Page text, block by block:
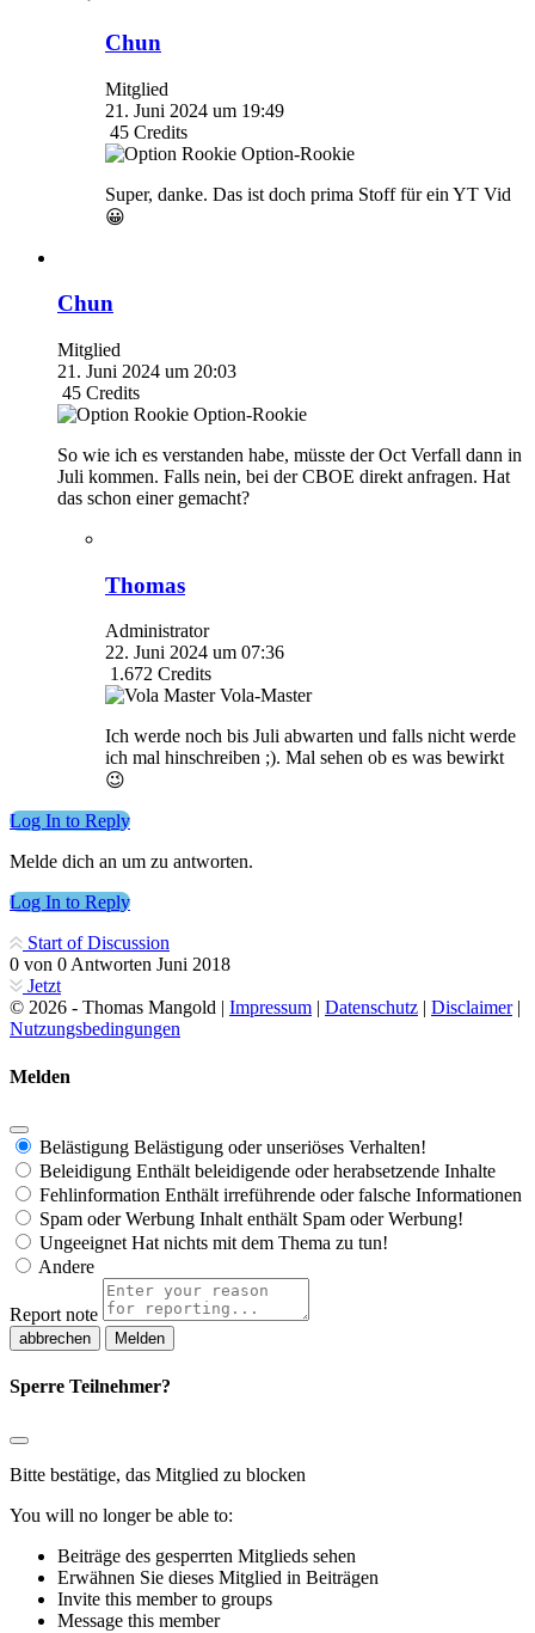
Chun
Mitglied
21. Juni 2024 um 19:49
45 Credits
Option-Rookie
Super, danke. Das ist doch prima Stoff für ein YT Vid
😀
Chun
Mitglied
21. Juni 2024 um 20:03
45 Credits
Option-Rookie
So wie ich es verstanden habe, müsste der Oct Verfall dann in
Juli kommen. Falls nein, bei der CBOE direkt anfragen. Hat
das schon einer gemacht?
Thomas
Administrator
22. Juni 2024 um 07:36
1.672 Credits
Vola-Master
Ich werde noch bis Juli abwarten und falls nicht werde
ich mal hinschreiben ;). Mal sehen ob es was bewirkt
😉
Log In to Reply
Melde dich an um zu antworten.
Log In to Reply
Start of Discussion
0 von 0Antworten Juni 2018
Jetzt
© 2026 - Thomas Mangold | Impressum | Datenschutz | Disclaimer|
Nutzungsbedingungen
Melden
Belästigung Belästigung oder unseriöses Verhalten!
Beleidigung Enthält beleidigende oder herabsetzende Inhalte
Fehlinformation Enthält irreführende oder falsche Informationen
Spam oder Werbung Inhalt enthält Spam oder Werbung!
Ungeeignet Hat nichts mit dem Thema zu tun!
Andere
Report note
Melden
Sperre Teilnehmer?
Bitte bestätige, das Mitglied zu blocken
You will no longer be able to:
Beiträge des gesperrten Mitglieds sehen
Erwähnen Sie dieses Mitglied in Beiträgen
Invite this member to groups
Message this member